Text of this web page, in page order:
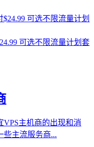
可选不限流量计划套
主机商的出现和消
些主流服务商...